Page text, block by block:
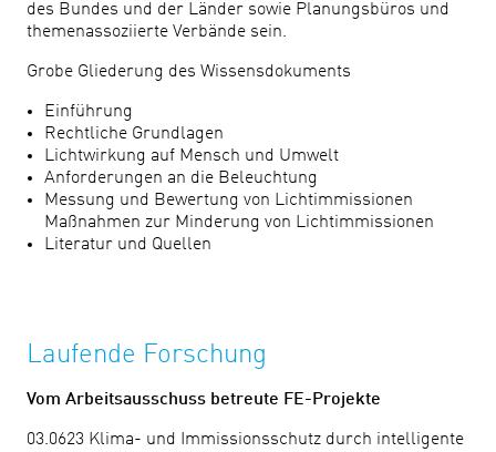
des Bundes und der Länder sowie Planungsbüros und
themenassoziierte Verbände sein.
Grobe Gliederung des Wissensdokuments
Einführung
Rechtliche Grundlagen
Lichtwirkung auf Mensch und Umwelt
Anforderungen an die Beleuchtung
Messung und Bewertung von Lichtimmissionen
Maßnahmen zur Minderung von Lichtimmissionen
Literatur und Quellen
Laufende Forschung
Vom Arbeitsausschuss betreute FE-Projekte
03.0623 Klima- und Immissionsschutz durch intelligente